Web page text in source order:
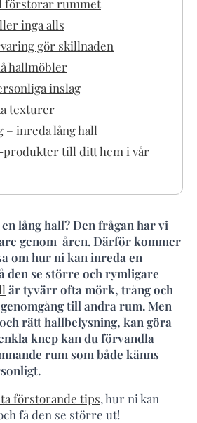
förstorar rummet
inga alls
gör skillnaden
hallmöbler
inslag
texturer
– inreda lång hall
produkter till ditt hem i vår
lång hall? Den frågan har vi
genom åren. Därför kommer
om hur ni kan inreda en
den se större och rymligare
är tyvärr ofta mörk, trång och
till andra rum. Men
och rätt hallbelysning, kan göra
knep kan du förvandla
rum som både känns
förstorande tips, hur ni kan
få den se större ut!